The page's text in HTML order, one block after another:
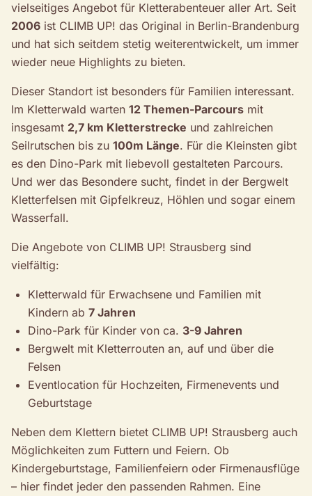
vielseitiges Angebot für Kletterabenteuer aller Art. Seit
2006 ist CLIMB UP! das Original in Berlin-Brandenburg
und hat sich seitdem stetig weiterentwickelt, um immer
wieder neue Highlights zu bieten.
Dieser Standort ist besonders für Familien interessant.
Im Kletterwald warten 12 Themen-Parcours mit
insgesamt 2,7 km Kletterstrecke und zahlreichen
Seilrutschen bis zu 100m Länge. Für die Kleinsten gibt
es den Dino-Park mit liebevoll gestalteten Parcours.
Und wer das Besondere sucht, findet in der Bergwelt
Kletterfelsen mit Gipfelkreuz, Höhlen und sogar einem
Wasserfall.
Die Angebote von CLIMB UP! Strausberg sind
vielfältig:
Kletterwald für Erwachsene und Familien mit
Kindern ab 7 Jahren
Dino-Park für Kinder von ca. 3-9 Jahren
Bergwelt mit Kletterrouten an, auf und über die
Felsen
Eventlocation für Hochzeiten, Firmenevents und
Geburtstage
Neben dem Klettern bietet CLIMB UP! Strausberg auch
Möglichkeiten zum Futtern und Feiern. Ob
Kindergeburtstage, Familienfeiern oder Firmenausflüge
– hier findet jeder den passenden Rahmen. Eine